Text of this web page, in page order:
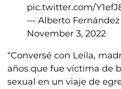
pic.twitter.com/
— Alberto Fernández
November 3, 2022
“Conversé con Leila,
años que fue víctima de
sexual en un viaje de